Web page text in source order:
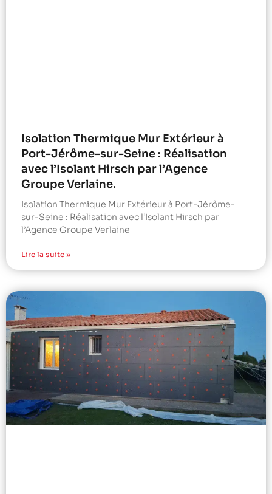
Isolation Thermique Mur Extérieur à
Port-Jérôme-sur-Seine : Réalisation
avec l’Isolant Hirsch par l’Agence
Groupe Verlaine.
Isolation Thermique Mur Extérieur à Port-Jérôme-
sur-Seine : Réalisation avec l’Isolant Hirsch par
l’Agence Groupe Verlaine
Lire la suite »